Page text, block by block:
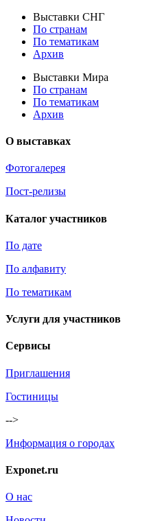
Выставки СНГ
По странам
По тематикам
Архив
Выставки Мира
По странам
По тематикам
Архив
О выставках
Фотогалерея
Пост-релизы
Каталог участников
По дате
По алфавиту
По тематикам
Услуги для участников
Сервисы
Приглашения
Гостиницы
-->
Информация о городах
Exponet.ru
О нас